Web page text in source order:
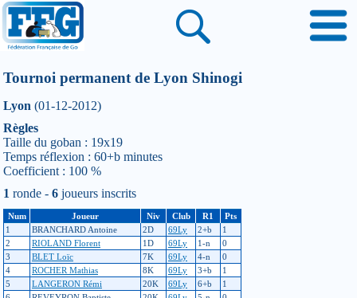
Tournoi permanent de Lyon Shinogi
Lyon (01-12-2012)
Règles
Taille du goban : 19x19
Temps réflexion : 60+b minutes
Coefficient : 100 %
1 ronde - 6 joueurs inscrits
Num Joueur Niv Club R1
Pts
1
BRANCHARD Antoine 2D 69Ly 2+b
1
2
RIOLAND Florent 1D 69Ly 1-n
0
3
BLET Loïc 7K 69Ly 4-n
0
4
ROCHER Mathias 8K 69Ly 3+b
1
5
LANGERON Rémi 20K 69Ly 6+b
1